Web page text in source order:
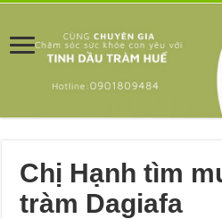
Chị Hạnh tìm
tràm Dagiafa